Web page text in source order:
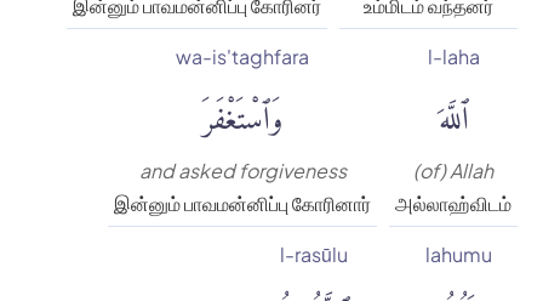
உம்மிடம் வந்தனர்
இன்னும் பாவமன்னிப்பு கோரினர்
l-laha
ٱللَّهَ
(of) Allah
அல்லாஹ்விடம்
wa-is'taghfara
وَٱسْتَغْفَرَ
and asked forgiveness
இன்னும் பாவமன்னிப்பு கோரினார்
lahumu
l-rasūlu